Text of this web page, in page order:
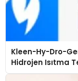
Kleen-Hy-Dro-
Hidrojen Isıtma
Düzenleyici